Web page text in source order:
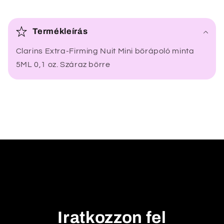
s
c
h
Termékleírás
Clarins Extra-Firming Nuit Mini bőrápoló minta
5ML 0,1 oz. Száraz bőrre
Iratkozzon fel